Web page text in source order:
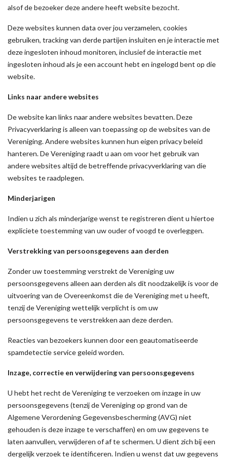
alsof de bezoeker deze andere heeft website bezocht.
Deze websites kunnen data over jou verzamelen, cookies
gebruiken, tracking van derde partijen insluiten en je interactie met
deze ingesloten inhoud monitoren, inclusief de interactie met
ingesloten inhoud als je een account hebt en ingelogd bent op die
website.
Links naar andere websites
De website kan links naar andere websites bevatten. Deze
Privacyverklaring is alleen van toepassing op de websites van de
Vereniging. Andere websites kunnen hun eigen privacy beleid
hanteren. De Vereniging raadt u aan om voor het gebruik van
andere websites altijd de betreffende privacyverklaring van die
websites te raadplegen.
Minderjarigen
Indien u zich als minderjarige wenst te registreren dient u hiertoe
expliciete toestemming van uw ouder of voogd te overleggen.
Verstrekking van persoonsgegevens aan derden
Zonder uw toestemming verstrekt de Vereniging uw
persoonsgegevens alleen aan derden als dit noodzakelijk is voor de
uitvoering van de Overeenkomst die de Vereniging met u heeft,
tenzij de Vereniging wettelijk verplicht is om uw
persoonsgegevens te verstrekken aan deze derden.
Reacties van bezoekers kunnen door een geautomatiseerde
spamdetectie service geleid worden.
Inzage, correctie en verwijdering van persoonsgegevens
U hebt het recht de Vereniging te verzoeken om inzage in uw
persoonsgegevens (tenzij de Vereniging op grond van de
Algemene Verordening Gegevensbescherming (AVG) niet
gehouden is deze inzage te verschaffen) en om uw gegevens te
laten aanvullen, verwijderen of af te schermen. U dient zich bij een
dergelijk verzoek te identificeren. Indien u wenst dat uw gegevens